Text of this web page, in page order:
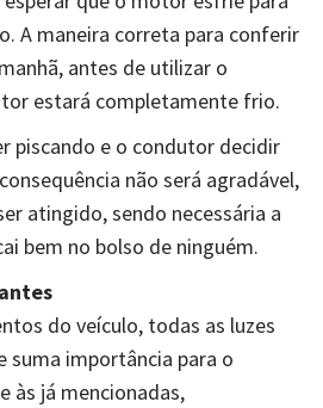
A maneira correta para conferir
antes de utilizar o
estará completamente frio.
piscando e o condutor decidir
não será agradável,
atingido, sendo necessária a
bem no bolso de ninguém.
do veículo, todas as luzes
suma importância para o
às já mencionadas,